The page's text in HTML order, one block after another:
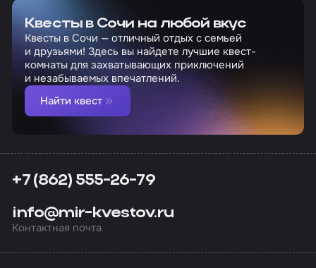
Квесты в Сочи на любой вкус
Квесты в Сочи — отличный отдых с семьей
и друзьями! Здесь вы найдете лучшие квест-
комнаты для захватывающих приключений
и незабываемых впечатлений.
Найти квест
+7 (862) 555-26-79
info@mir-kvestov.ru
Контактная почта